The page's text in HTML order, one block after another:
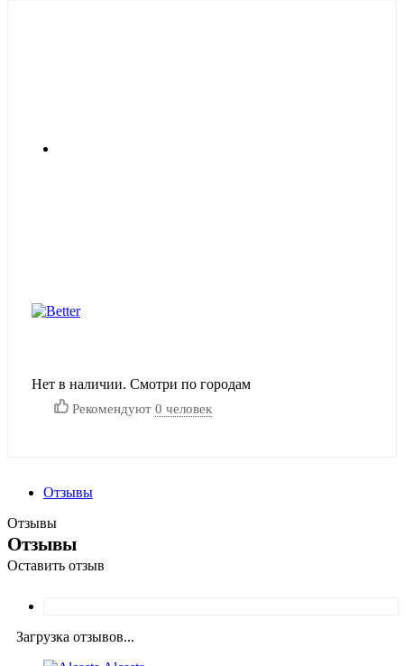
Нет в наличии. Смотри по городам
Рекомендуют 0 человек
Отзывы
Отзывы
Отзывы
Оставить отзыв
Загрузка отзывов...